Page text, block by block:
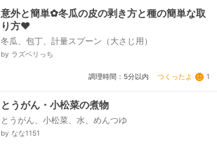
意外と簡単✿冬瓜の皮の剥き方と種の簡単な取
り方❤
冬瓜、包丁、計量スプーン（大さじ用）
by ラズベリっち
調理時間：5分以内 つくったよ 1
とうがん・小松菜の煮物
とうがん、小松菜、水、めんつゆ
by なな1151